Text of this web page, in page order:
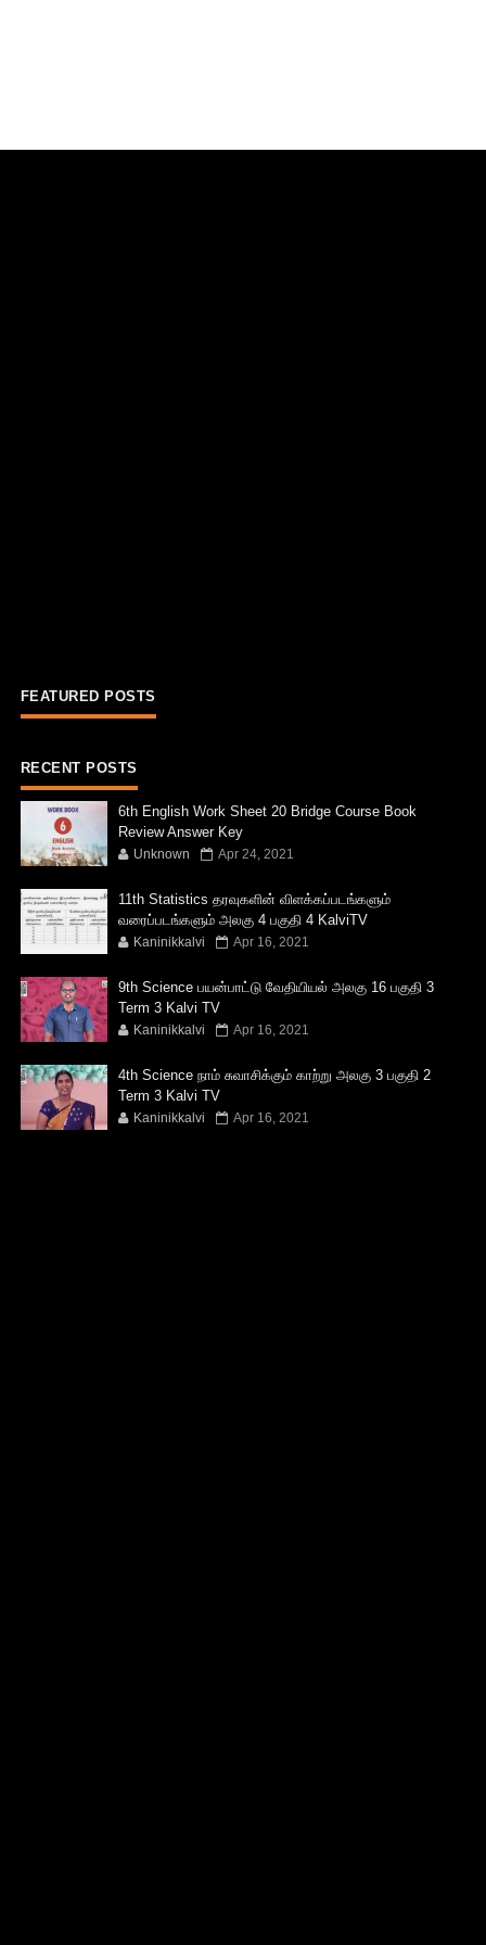
FEATURED POSTS
RECENT POSTS
6th English Work Sheet 20 Bridge Course Book
Review Answer Key
Unknown Apr 24, 2021
11th Statistics தரவுகளின் விளக்கப்படங்களும்
வரைப்படங்களும் அலகு 4 பகுதி 4 KalviTV
Kaninikkalvi Apr 16, 2021
9th Science பயன்பாட்டு வேதியியல் அலகு 16 பகுதி 3
Term 3 Kalvi TV
Kaninikkalvi Apr 16, 2021
4th Science நாம் சுவாசிக்கும் காற்று அலகு 3 பகுதி 2
Term 3 Kalvi TV
Kaninikkalvi Apr 16, 2021